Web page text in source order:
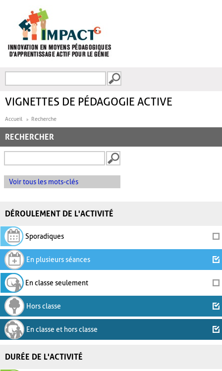
FORMULAIRE DE
VIGNETTES DE PÉDAGOGIE ACTIVE
Accueil Recherche
RECHERCHER
Voir tous les mots-clés
DÉROULEMENT DE L'ACTIVITÉ
Sporadiques
En plusieurs séances
En classe seulement
Hors classe
En classe et hors classe
DURÉE DE L'ACTIVITÉ